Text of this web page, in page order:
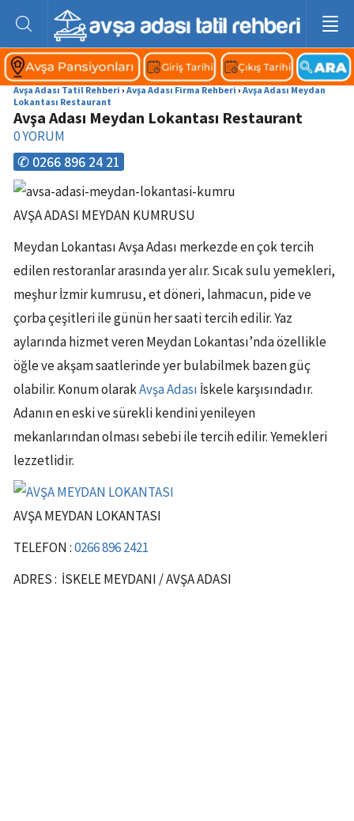
Avşa Adası Tatil Rehberi › Avşa Adası Firma Rehberi › Avşa Adası Meydan
Lokantası Restaurant
Avşa Adası Meydan Lokantası Restaurant
0YORUM
✆ 0266 896 24 21
AVŞA ADASI MEYDAN KUMRUSU
Meydan Lokantası Avşa Adası merkezde en çok tercih
edilen restoranlar arasında yer alır. Sıcak sulu yemekleri,
meşhur İzmir kumrusu, et döneri, lahmacun, pide ve
çorba çeşitleri ile günün her saati tercih edilir. Yaz
aylarında hizmet veren Meydan Lokantası’nda özellikle
öğle ve akşam saatlerinde yer bulabilmek bazen güç
olabilir. Konum olarakAvşa Adası İskele karşısındadır.
Adanın en eski ve sürekli kendini yenileyen
mekanlarından olması sebebi ile tercih edilir. Yemekleri
lezzetlidir.
AVŞA MEYDAN LOKANTASI
TELEFON :0266 896 2421
ADRES : İSKELE MEYDANI / AVŞA ADASI